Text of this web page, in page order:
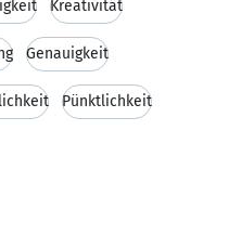
Kreativität
Genauigkeit
Pünktlichkeit